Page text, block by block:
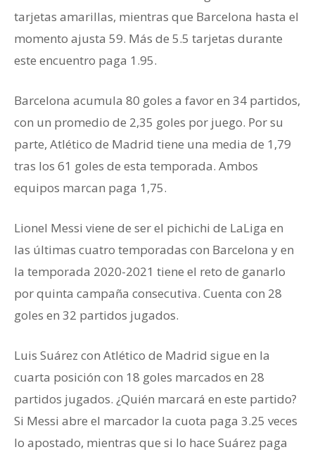
tarjetas amarillas, mientras que Barcelona hasta el
momento ajusta 59. Más de 5.5 tarjetas durante
este encuentro paga 1.95.
Barcelona acumula 80 goles a favor en 34 partidos,
con un promedio de 2,35 goles por juego. Por su
parte, Atlético de Madrid tiene una media de 1,79
tras los 61 goles de esta temporada. Ambos
equipos marcan paga 1,75.
Lionel Messi viene de ser el pichichi de LaLiga en
las últimas cuatro temporadas con Barcelona y en
la temporada 2020-2021 tiene el reto de ganarlo
por quinta campaña consecutiva. Cuenta con 28
goles en 32 partidos jugados.
Luis Suárez con Atlético de Madrid sigue en la
cuarta posición con 18 goles marcados en 28
partidos jugados. ¿Quién marcará en este partido?
Si Messi abre el marcador la cuota paga 3.25 veces
lo apostado, mientras que si lo hace Suárez paga